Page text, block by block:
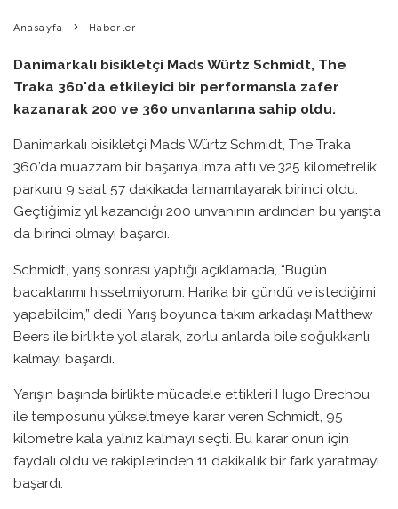
Anasayfa Haberler
Danimarkalı bisikletçi Mads Würtz Schmidt, The
Traka 360'da etkileyici bir performansla zafer
kazanarak 200 ve 360 unvanlarına sahip oldu.
Danimarkalı bisikletçi Mads Würtz Schmidt, The Traka
360’da muazzam bir başarıya imza attı ve 325 kilometrelik
parkuru 9 saat 57 dakikada tamamlayarak birinci oldu.
Geçtiğimiz yıl kazandığı 200 unvanının ardından bu yarışta
da birinci olmayı başardı.
Schmidt, yarış sonrası yaptığı açıklamada, “Bugün
bacaklarımı hissetmiyorum. Harika bir gündü ve istediğimi
yapabildim,” dedi. Yarış boyunca takım arkadaşı Matthew
Beers ile birlikte yol alarak, zorlu anlarda bile soğukkanlı
kalmayı başardı.
Yarışın başında birlikte mücadele ettikleri Hugo Drechou
ile temposunu yükseltmeye karar veren Schmidt, 95
kilometre kala yalnız kalmayı seçti. Bu karar onun için
faydalı oldu ve rakiplerinden 11 dakikalık bir fark yaratmayı
başardı.